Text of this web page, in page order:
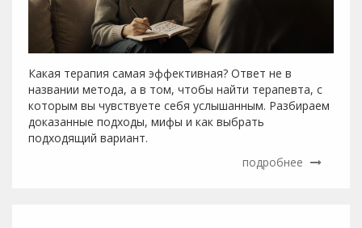
Какая терапия самая эффективная? Ответ не в
названии метода, а в том, чтобы найти терапевта, с
которым вы чувствуете себя услышанным. Разбираем
доказанные подходы, мифы и как выбрать
подходящий вариант.
подробнее